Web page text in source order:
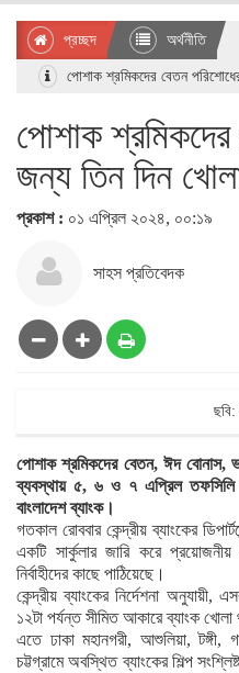
প্রচ্ছদ অর্থনীতি
পোশাক শ্রমিকদের বেতন
পোশাক
জন্য তিন দিন
প্রকাশ : ০১ এপ্রিল ২০২৪, ০০:১৯
সাহস প্রতিবেদক
ছবি:
পোশাক শ্রমিকদের বেতন, ঈদ বোনাস,
ব্যবস্থায় ৫, ৬ ও ৭ এপ্রিল তফসিলি
বাংলাদেশ ব্যাংক।
গতকাল রোববার কেন্দ্রীয় ব্যাংকের
একটি সার্কুলার জারি করে
নির্বাহীদের কাছে পাঠিয়েছে।
কেন্দ্রীয় ব্যাংকের নির্দেশনা
১২টা পর্যন্ত সীমিত আকারে ব্যাংক খোলা
এতে ঢাকা মহানগরী, আশুলিয়া, টঙ্গী,
চট্টগ্রামে অবস্থিত ব্যাংকের শিল্প